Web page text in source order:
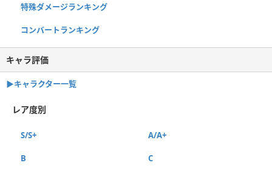
特殊ダメージランキング
コンバートランキング
キャラ評価
▶︎キャラクター一覧
レア度別
S/S+ A/A+
B C